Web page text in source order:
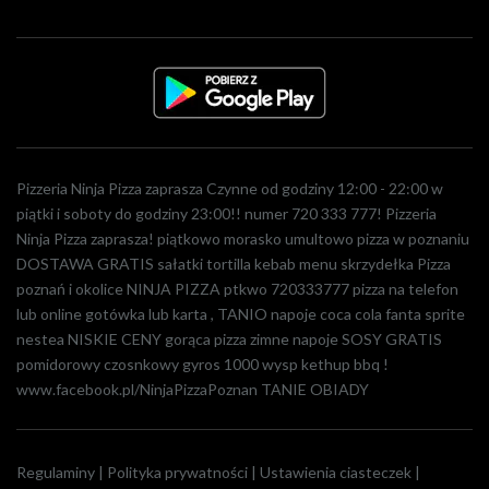
Pizzeria Ninja Pizza zaprasza Czynne od godziny 12:00 - 22:00 w
piątki i soboty do godziny 23:00!! numer 720 333 777! Pizzeria
Ninja Pizza zaprasza! piątkowo morasko umultowo pizza w poznaniu
DOSTAWA GRATIS sałatki tortilla kebab menu skrzydełka Pizza
poznań i okolice NINJA PIZZA ptkwo 720333777 pizza na telefon
lub online gotówka lub karta , TANIO napoje coca cola fanta sprite
nestea NISKIE CENY gorąca pizza zimne napoje SOSY GRATIS
pomidorowy czosnkowy gyros 1000 wysp kethup bbq !
www.facebook.pl/NinjaPizzaPoznan TANIE OBIADY
Regulaminy | Polityka prywatności | Ustawienia ciasteczek |